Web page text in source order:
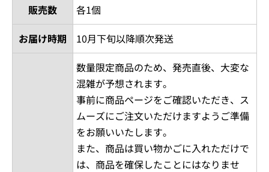
販売数
各1個
お届け時期
10月下旬以降順次発送
数量限定商品のため、発売直後、大変な
混雑が予想されます。
事前に商品ページをご確認いただき、ス
ムーズにご注文いただけますようご準備
をお願いいたします。
また、商品は買い物かごに入れただけで
は、商品を確保したことにはなりませ